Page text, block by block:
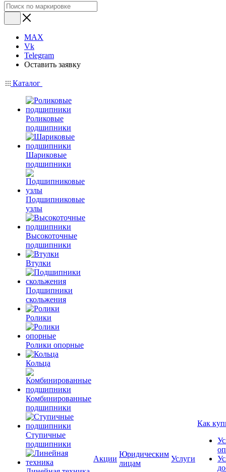
MAX
Vk
Telegram
Оставить заявку
Каталог
Роликовые
подшипники
Шариковые
подшипники
Подшипниковые
узлы
Высокоточные
подшипники
Втулки
Подшипники
скольжения
Ролики
Ролики опорные
Кольца
Комбинированные
подшипники
Ступичные
подшипники
Акции
Юридическим
лицам
Услуги
Как